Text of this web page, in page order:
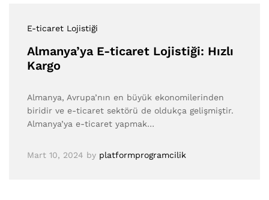
E-ticaret Lojistiği
Almanya’ya E-ticaret Lojistiği: Hızlı
Kargo
Almanya, Avrupa’nın en büyük ekonomilerinden
biridir ve e-ticaret sektörü de oldukça gelişmiştir.
Almanya’ya e-ticaret yapmak…
Mart 10, 2024 by platformprogramcilik